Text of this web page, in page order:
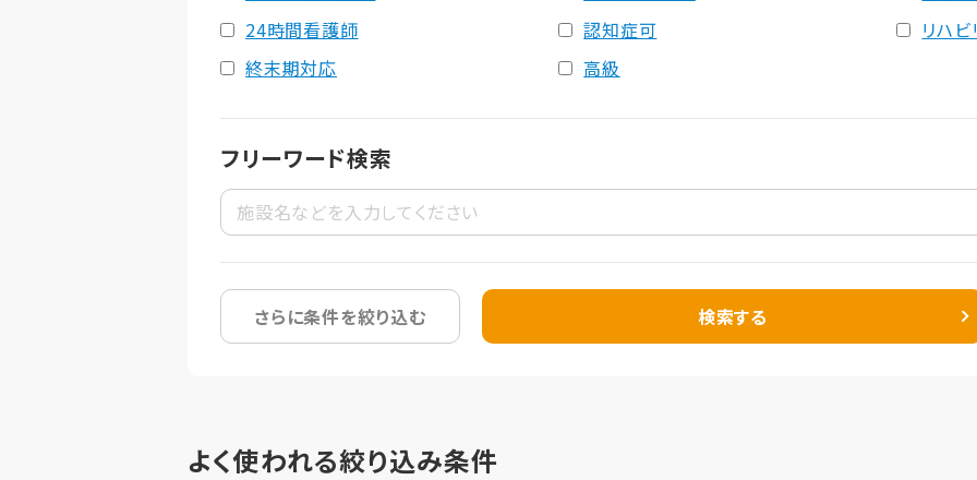
24時間看護師
認知症可
リハ
終末期対応
高級
フリーワード検索
さらに条件を絞り込む 検索する
よく使われる絞り込み条件